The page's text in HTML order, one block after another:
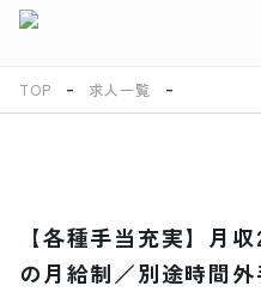
TOP 求人一覧
【各種手当充実】月
の月給制／別途時間